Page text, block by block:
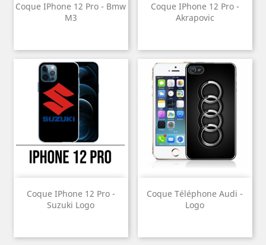
Coque IPhone 12 Pro - Bmw
M3
Coque IPhone 12 Pro -
Akrapovic
Coque IPhone 12 Pro -
Suzuki Logo
Coque Téléphone Audi -
Logo